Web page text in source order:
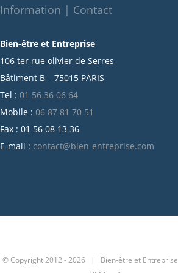
octobre 2021
juillet 2021
juin 2021
mai 2021
avril 2021
mars 2021
février 2021
janvier 2021
juin 2020
Information | Contact
Bien-être et Entreprise
106 ter rue olivier de Serres
Bâtiment B – 75015 PARIS
Tel : 01 56 36 06 64
Mobile : 06 87 81 70 51
Fax : 01 56 08 13 36
E-mail : contact@bien-entreprise.com
© Copyright 2012 -2026 | Bien-être et Entreprise